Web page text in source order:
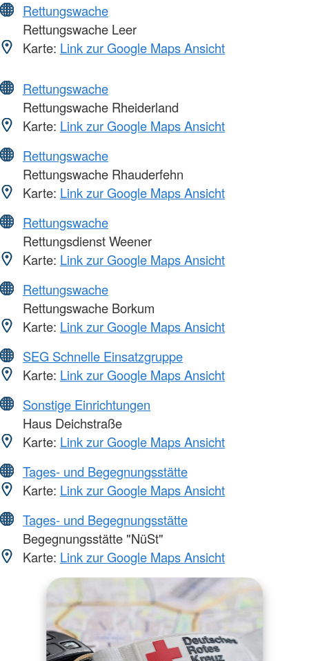
Rettungswache
Rettungswache Leer
Karte: Link zur Google Maps Ansicht
Rettungswache
Rettungswache Rheiderland
Karte: Link zur Google Maps Ansicht
Rettungswache
Rettungswache Rhauderfehn
Karte: Link zur Google Maps Ansicht
Rettungswache
Rettungsdienst Weener
Karte: Link zur Google Maps Ansicht
Rettungswache
Rettungswache Borkum
Karte: Link zur Google Maps Ansicht
SEG Schnelle Einsatzgruppe
Karte: Link zur Google Maps Ansicht
Sonstige Einrichtungen
Haus Deichstraße
Karte: Link zur Google Maps Ansicht
Tages- und Begegnungsstätte
Karte: Link zur Google Maps Ansicht
Tages- und Begegnungsstätte
Begegnungsstätte "NüSt"
Karte: Link zur Google Maps Ansicht